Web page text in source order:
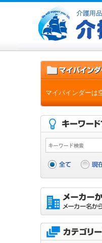
マイバインダーは